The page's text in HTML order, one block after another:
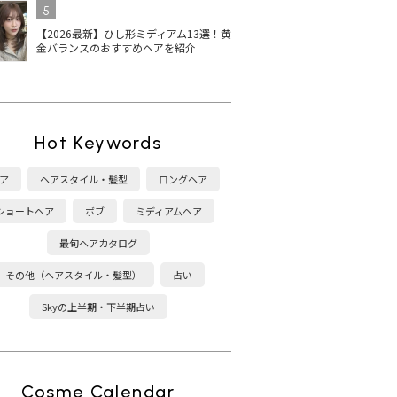
5
【2026最新】ひし形ミディアム13選！黄
金バランスのおすすめヘアを紹介
Hot Keywords
ヘアスタイル・髪型 ロングヘア
ョートヘア ボブ ミディアムヘア
最旬ヘアカタログ
その他（ヘアスタイル・髪型） 占い
Skyの上半期・下半期占い
Cosme Calendar